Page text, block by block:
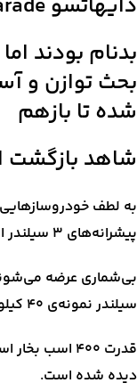
بدنام بودند
بحث توازن و
شده تا بازهم
شاهد بازگشت
به لطف
پیشرانه‌های ۳ سیلندر این روزها در خودروهای
سیلندر نمونه‌ی ۴۰ کیلوگرمی نیسان با
دیده شده است.